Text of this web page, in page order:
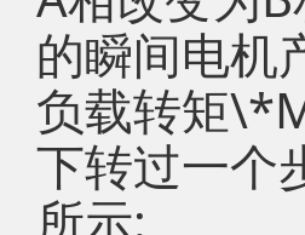
的瞬间电机
负载转矩
下转过一个
所示: